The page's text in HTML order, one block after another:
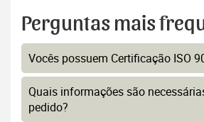
Perguntas mais
Vocês possuem Certificação ISO
Quais informações são
pedido?